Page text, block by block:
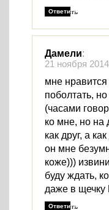
Ответить
Дамели:
21 ноября
мне
поболтать,
(часами
ко мне, но на
как друг, а
он мне
коже)))
буду ждать,
даже в щечку
Ответить